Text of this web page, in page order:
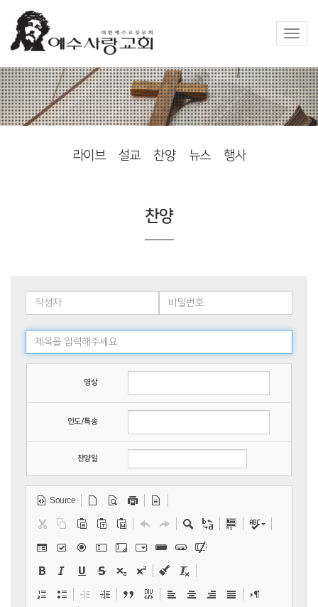
Toggle
라이브 설교 찬양 뉴스 행사
찬양
영상
인도/특송
찬양일
Source